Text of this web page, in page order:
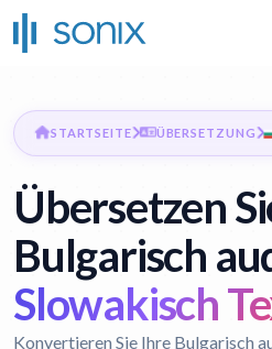
STARTSEITE ÜBERSETZUNG
Übersetzen
Bulgarisch
Slowakisch
Konvertieren Sie Ihre Bulgarisch